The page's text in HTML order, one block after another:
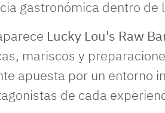
gastronómica dentro de
Lucky Lou's Raw
mariscos y
apuesta por un entorno
de cada